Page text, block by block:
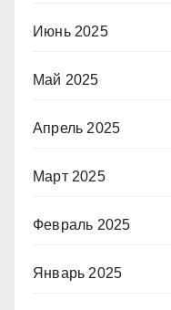
Июнь 2025
Май 2025
Апрель 2025
Март 2025
Февраль 2025
Январь 2025